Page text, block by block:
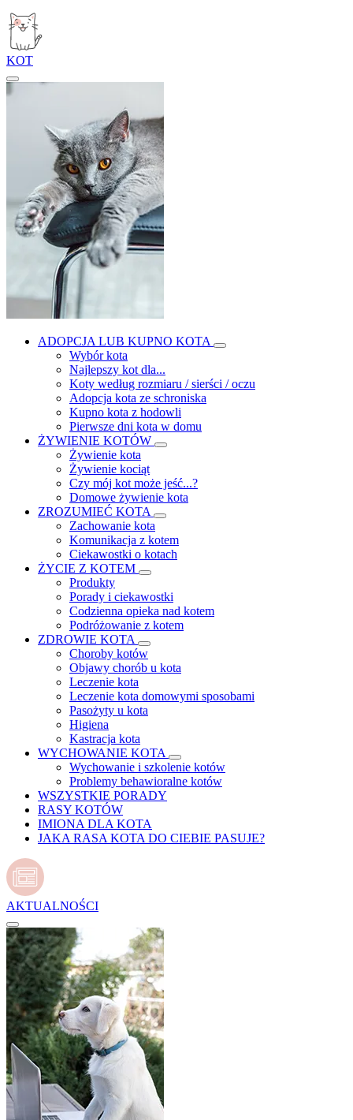
KOT
ADOPCJA LUB KUPNO KOTA
Wybór kota
Najlepszy kot dla...
Koty według rozmiaru / sierści / oczu
Adopcja kota ze schroniska
Kupno kota z hodowli
Pierwsze dni kota w domu
ŻYWIENIE KOTÓW
Żywienie kota
Żywienie kociąt
Czy mój kot może jeść...?
Domowe żywienie kota
ZROZUMIEĆ KOTA
Zachowanie kota
Komunikacja z kotem
Ciekawostki o kotach
ŻYCIE Z KOTEM
Produkty
Porady i ciekawostki
Codzienna opieka nad kotem
Podróżowanie z kotem
ZDROWIE KOTA
Choroby kotów
Objawy chorób u kota
Leczenie kota
Leczenie kota domowymi sposobami
Pasożyty u kota
Higiena
Kastracja kota
WYCHOWANIE KOTA
Wychowanie i szkolenie kotów
Problemy behawioralne kotów
WSZYSTKIE PORADY
RASY KOTÓW
IMIONA DLA KOTA
JAKA RASA KOTA DO CIEBIE PASUJE?
AKTUALNOŚCI